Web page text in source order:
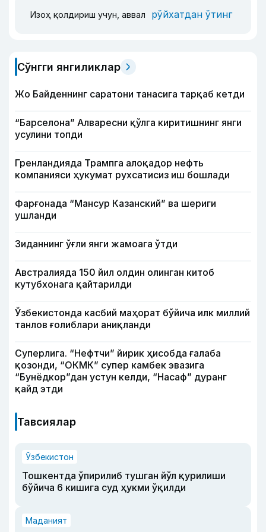
Изоҳ қолдириш учун, аввал рўйхатдан ўтинг
Сўнгги янгиликлар
Жо Байденнинг саратони танасига тарқаб кетди
“Барселона” Алваресни қўлга киритишнинг янги
усулини топди
Гренландияда Трампга алоқадор нефть
компанияси ҳукумат рухсатисиз иш бошлади
Фарғонада “Мансур Казанский” ва шериги
ушланди
Зиданнинг ўғли янги жамоага ўтди
Австралияда 150 йил олдин олинган китоб
кутубхонага қайтарилди
Ўзбекистонда касбий маҳорат бўйича илк миллий
танлов ғолиблари аниқланди
Суперлига. “Нефтчи” йирик ҳисобда ғалаба
қозонди, “ОКМК” супер камбек эвазига
“Бунёдкор”дан устун келди, “Насаф” дуранг
қайд этди
Тавсиялар
Ўзбекистон
Тошкентда ўпирилиб тушган йўл қурилиши
бўйича 6 кишига суд ҳукми ўқилди
Маданият